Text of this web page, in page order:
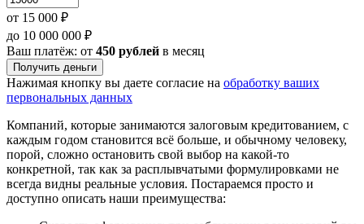
от 15 000 ₽
до 10 000 000 ₽
Ваш платёж: от 450 рублей в месяц
Получить деньги
Нажимая кнопку вы даете согласие на обработку ваших
первональных данных
Компаний, которые занимаются залоговым кредитованием, с
каждым годом становится всё больше, и обычному человеку,
порой, сложно остановить свой выбор на какой-то
конкретной, так как за расплывчатыми формулировками не
всегда видны реальные условия. Постараемся просто и
доступно описать наши преимущества: